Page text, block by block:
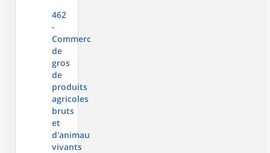
462
-
Commerce
de
gros
de
produits
agricoles
bruts
et
d'animaux
vivants